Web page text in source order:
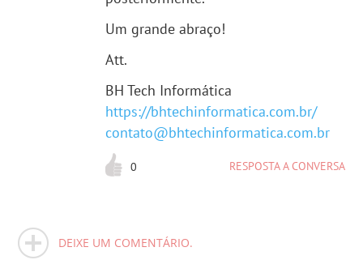
Um grande abraço!
Att.
BH Tech Informática
https://bhtechinformatica.com.br/
contato@bhtechinformatica.com.br
0 RESPOSTA A CONVERSA
DEIXE UM COMENTÁRIO.